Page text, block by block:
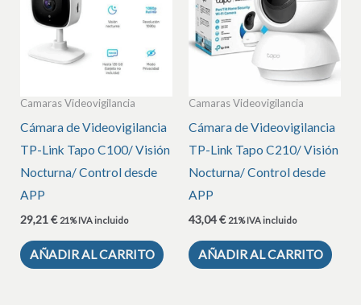
Camaras Videovigilancia
Cámara de Videovigilancia
TP-Link Tapo C100/ Visión
Nocturna/ Control desde
APP
29,21€ 21% IVA incluido
AÑADIR AL CARRITO
Camaras Videovigilancia
Cámara de Videovigilancia
TP-Link Tapo C210/ Visión
Nocturna/ Control desde
APP
43,04€ 21% IVA incluido
AÑADIR AL CARRITO